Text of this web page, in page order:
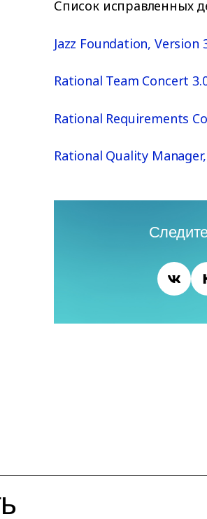
Список исправленных
Jazz Foundation, Version
Rational Team Concert
Rational Requirements
Rational Quality